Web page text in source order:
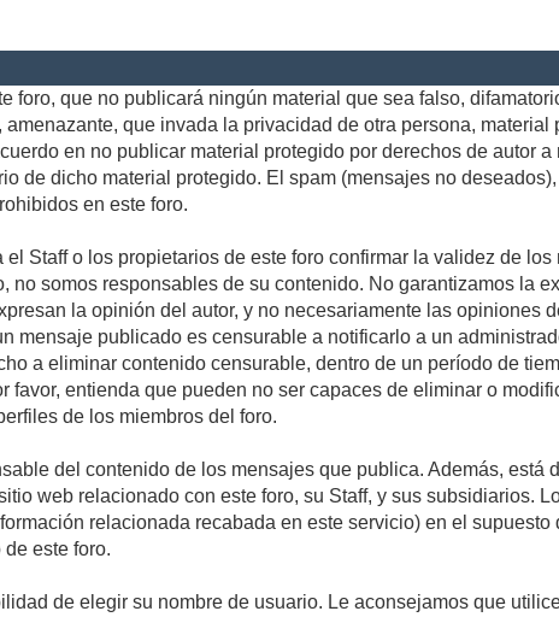
foro, que no publicará ningún material que sea falso,
que invada la privacidad de otra persona,
en no publicar material protegido por derechos de autor
de dicho material protegido. El spam (mensajes no
en este foro.
Staff o los propietarios de este foro confirmar la validez de
no somos responsables de su contenido. No garantizamos la
la opinión del autor, y no necesariamente las opiniones
mensaje publicado es censurable a notificarlo a un
a eliminar contenido censurable, dentro de un período de
favor, entienda que pueden no ser capaces de eliminar o
de los miembros del foro.
del contenido de los mensajes que publica. Además,
web relacionado con este foro, su Staff, y sus subsidiarios.
relacionada recabada en este servicio) en el
este foro.
de elegir su nombre de usuario. Le aconsejamos que